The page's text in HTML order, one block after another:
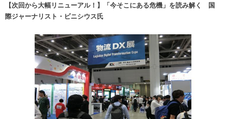
【次回から大幅リニューアル！】「今そこにある危機」を読み解く 国
際ジャーナリスト・ビニシウス氏